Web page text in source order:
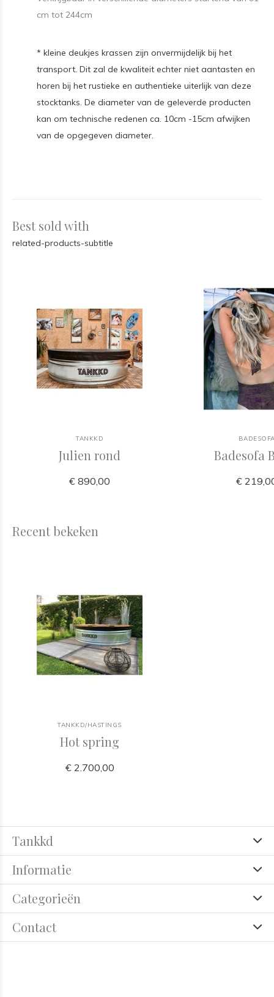
cm tot 244cm
* kleine deukjes krassen zijn onvermijdelijk bij het
transport. Dit zal de kwaliteit echter niet aantasten en
horen bij het rustieke en authentieke uiterlijk van deze
stocktanks. De diameter van de geleverde producten
kan om technische redenen ca. 10cm -15cm afwijken
van de opgegeven diameter.
Best sold with
related-products-subtitle
TANKKD
Julien rond
€ 890,00
Badesofa
€
Recent bekeken
TANKKD/HASTINGS
Hot spring
€ 2.700,00
Tankkd
Informatie
Categorieën
Contact